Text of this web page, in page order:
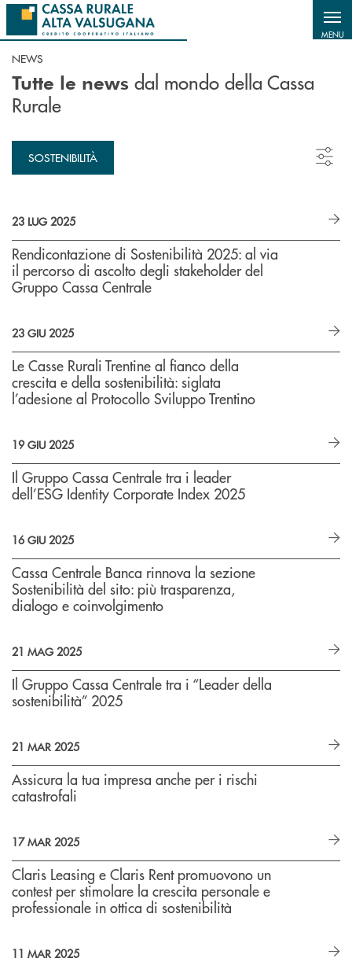
Salta al contenuto principale
MENU
NEWS
Tutte le news dal mondo della Cassa
Rurale
SOSTENIBILITÀ
23 LUG 2025
Rendicontazione di Sostenibilità 2025: al via
il percorso di ascolto degli stakeholder del
Gruppo Cassa Centrale
23 GIU 2025
Le Casse Rurali Trentine al fianco della
crescita e della sostenibilità: siglata
l’adesione al Protocollo Sviluppo Trentino
19 GIU 2025
Il Gruppo Cassa Centrale tra i leader
dell’ESG Identity Corporate Index 2025
16 GIU 2025
Cassa Centrale Banca rinnova la sezione
Sostenibilità del sito: più trasparenza,
dialogo e coinvolgimento
21 MAG 2025
Il Gruppo Cassa Centrale tra i “Leader della
sostenibilità” 2025
21 MAR 2025
Assicura la tua impresa anche per i rischi
catastrofali
17 MAR 2025
Claris Leasing e Claris Rent promuovono un
contest per stimolare la crescita personale e
professionale in ottica di sostenibilità
11 MAR 2025